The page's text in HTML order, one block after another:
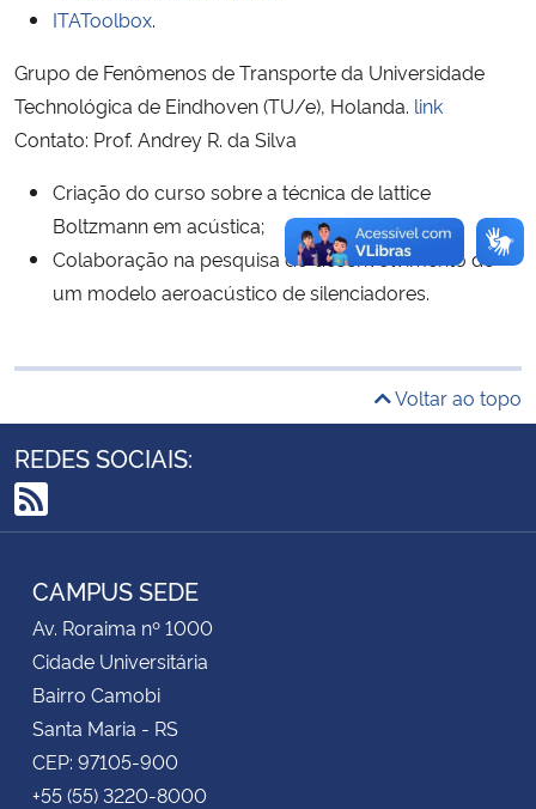
Controladoria-Geral da União
Ministério da Mulher, da Família e dos Direitos Humanos
Secretaria-Geral
Secretaria de Governo
Gabinete de Segurança Institucional
Planalto
ITAToolbox.
Grupo de Fenômenos de Transporte da Universidade
Technológica de Eindhoven (TU/e), Holanda. link
Contato: Prof. Andrey R. da Silva
Criação do curso sobre a técnica de lattice
Boltzmann em acústica;
Colaboração na pesquisa do desenvolvimento de
um modelo aeroacústico de silenciadores.
Voltar ao topo
REDES SOCIAIS:
RSS
CAMPUS SEDE
Av. Roraima nº 1000
Cidade Universitária
Bairro Camobi
Santa Maria - RS
CEP: 97105-900
+55 (55) 3220-8000